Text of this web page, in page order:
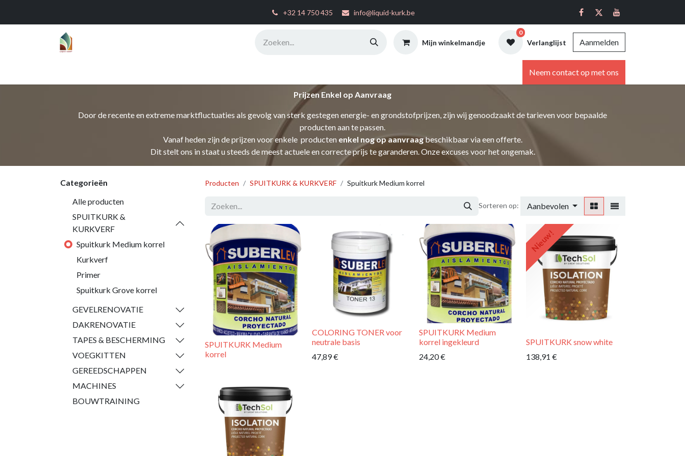
+32 14 750 435 info@liquid-kurk.be
Mijn winkelmandje
0
Verlanglijst Aanmelden
Neem contact op met ons
Prijzen Enkel op Aanvraag
Door de recente en extreme marktfluctuaties als gevolg van sterk gestegen energie- en grondstofprijzen, zijn wij genoodzaakt de tarieven voor bepaalde
producten aan te passen.
Vanaf heden zijn de prijzen voor enkele producten enkel nog op aanvraagbeschikbaar via een offerte.
Dit stelt ons in staat u steeds de meest actuele en correcte prijs te garanderen. Onze excuses voor het ongemak.
Categorieën
Alle producten
SPUITKURK &
KURKVERF
Spuitkurk Medium korrel
Kurkverf
Primer
Spuitkurk Grove korrel
GEVELRENOVATIE
DAKRENOVATIE
TAPES & BESCHERMING
VOEGKITTEN
GEREEDSCHAPPEN
MACHINES
BOUWTRAINING
Producten SPUITKURK & KURKVERF Spuitkurk Medium korrel
Sorteren op: Aanbevolen
SPUITKURK Medium
korrel
COLORING TONER voor
neutrale basis
47,89€
SPUITKURK Medium
korrel ingekleurd
24,20€
Nieuw!
SPUITKURK snow white
138,91 €